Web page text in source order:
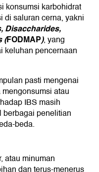
konsumsi karbohidrat
di saluran cerna, yakni
Disaccharides,
(FODMAP), yang
keluhan pencernaan
pasti mengenai
atau
IBS masih
berbagai penelitian
beda.
atau minuman